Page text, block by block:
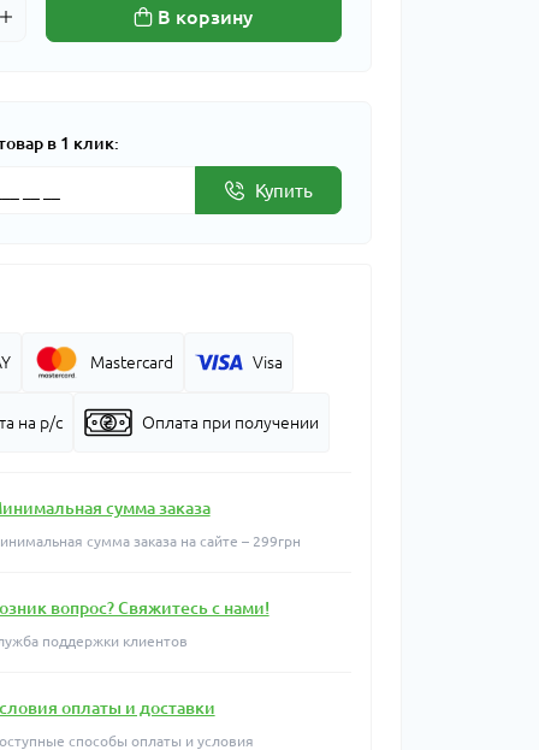
В корзину
в 1 клик:
Купить
Mastercard Visa
на р/с Оплата при получении
сумма заказа
сумма заказа на сайте – 299грн
вопрос? Свяжитесь с нами!
поддержки клиентов
оплаты и доставки
способы оплаты и условия